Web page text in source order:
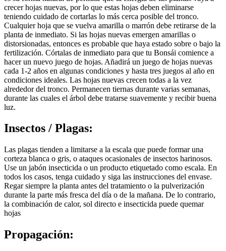
crecer hojas nuevas, por lo que estas hojas deben eliminarse
teniendo cuidado de cortarlas lo más cerca posible del tronco.
Cualquier hoja que se vuelva amarilla o marrón debe retirarse de la
planta de inmediato. Si las hojas nuevas emergen amarillas o
distorsionadas, entonces es probable que haya estado sobre o bajo la
fertilización. Córtalas de inmediato para que tu Bonsái comience a
hacer un nuevo juego de hojas. Añadirá un juego de hojas nuevas
cada 1-2 años en algunas condiciones y hasta tres juegos al año en
condiciones ideales. Las hojas nuevas crecen todas a la vez
alrededor del tronco. Permanecen tiernas durante varias semanas,
durante las cuales el árbol debe tratarse suavemente y recibir buena
luz.
Insectos / Plagas:
Las plagas tienden a limitarse a la escala que puede formar una
corteza blanca o gris, o ataques ocasionales de insectos harinosos.
Use un jabón insecticida o un producto etiquetado como escala. En
todos los casos, tenga cuidado y siga las instrucciones del envase.
Regar siempre la planta antes del tratamiento o la pulverización
durante la parte más fresca del día o de la mañana. De lo contrario,
la combinación de calor, sol directo e insecticida puede quemar
hojas
Propagación: